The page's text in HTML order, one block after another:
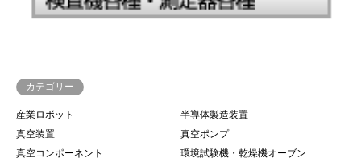
カテゴリー
産業ロボット
半導体製造装置
真空装置
真空ポンプ
真空コンポーネント
環境試験機・乾燥機オーブン